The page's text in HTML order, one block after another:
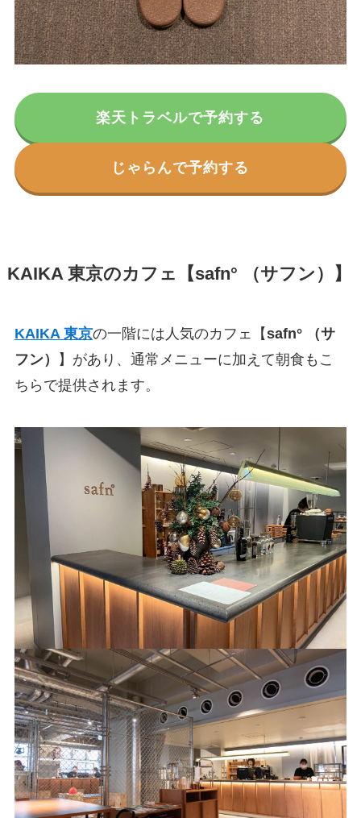
楽天トラベルで予約する
じゃらんで予約する
KAIKA 東京のカフェ【safn° （サフン）】
KAIKA 東京の一階には人気のカフェ【safn° （サ
フン）
】があり、通常メニューに加えて朝食もこ
ちらで提供されます。